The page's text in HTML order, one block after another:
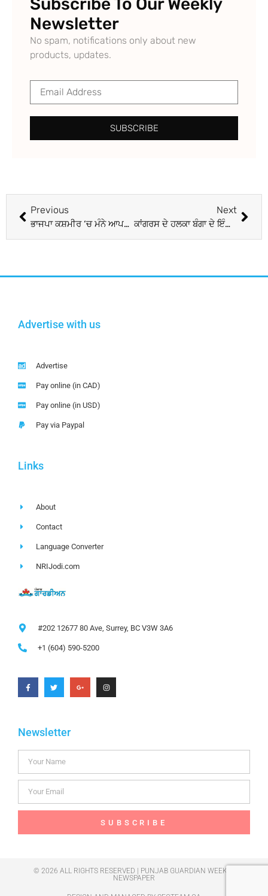
Newsletter
No spam, notifications only about new
products, updates.
SUBSCRIBE
Previous
ਭਾਜਪਾ ਕਸ਼ਮੀਰ ‘ਚ ਮੰਨੇ ਆਪਣੀ ਗਲਤੀ : ਉਮਰ
Next
ਕਾਂਗਰਸ ਦੇ ਹਲਕਾ ਬੰਗਾ ਦੇ ਇੰਚਾਰਜ ਤੇ ਜ਼ਿਲਾ ਪ੍ਰਧਾਨ ਸਤਵੀਰ ਸਿੰਘ ਪੱਲੀਝਿੱਕੀ ਦਾ ਸਰੀ ‘ਚ ਹੋਇਆ ਭਰਵਾਂ ਸਵਾਗਤ
Advertise with us
Advertise
Pay online (in CAD)
Pay online (in USD)
Pay via Paypal
Links
About
Contact
Language Converter
NRIJodi.com
#202 12677 80 Ave, Surrey, BC V3W 3A6
+1 (604) 590-5200
Newsletter
SUBSCRIBE
© 2026 ALL RIGHTS RESERVED | PUNJAB GUARDIAN WEEKLY
NEWSPAPER